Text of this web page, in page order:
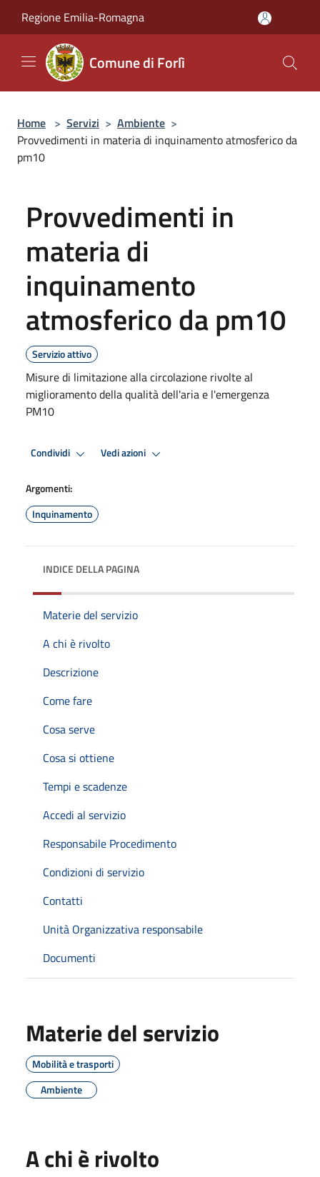
Regione Emilia-Romagna
Comune di Forlì
Home > Servizi > Ambiente >
Provvedimenti in materia di inquinamento atmosferico da
pm10
Provvedimenti in
materia di
inquinamento
atmosferico da pm10
Servizio attivo
Misure di limitazione alla circolazione rivolte al
miglioramento della qualità dell'aria e l'emergenza
PM10
Condividi Vedi azioni
Argomenti:
Inquinamento
INDICE DELLA PAGINA
Materie del servizio
A chi è rivolto
Descrizione
Come fare
Cosa serve
Cosa si ottiene
Tempi e scadenze
Accedi al servizio
Responsabile Procedimento
Condizioni di servizio
Contatti
Unità Organizzativa responsabile
Documenti
Materie del servizio
Mobilità e trasporti
Ambiente
A chi è rivolto